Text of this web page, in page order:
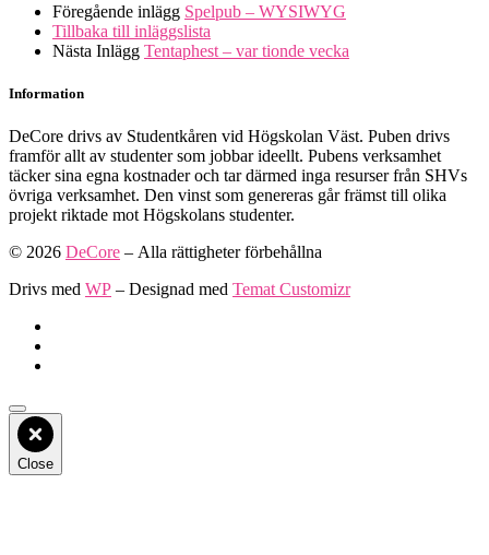
Föregående inlägg Spelpub – WYSIWYG
Tillbaka till inläggslista
Nästa Inlägg Tentaphest – var tionde vecka
Information
DeCore drivs av Studentkåren vid Högskolan Väst. Puben drivs
framför allt av studenter som jobbar ideellt. Pubens verksamhet
täcker sina egna kostnader och tar därmed inga resurser från SHVs
övriga verksamhet. Den vinst som genereras går främst till olika
projekt riktade mot Högskolans studenter.
© 2026 DeCore – Alla rättigheter förbehållna
Drivs med WP – Designad med Temat Customizr
Close